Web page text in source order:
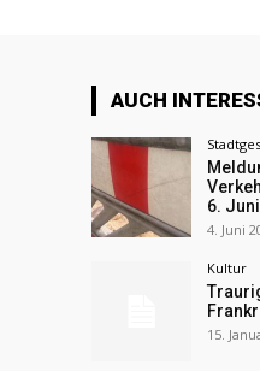
AUCH
6.
4. Juni
Kultur
15.